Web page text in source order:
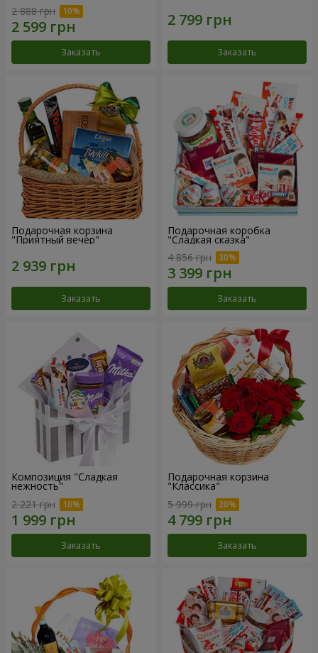
2 888 грн
Заказать Заказать
Подарочная корзина
"Приятный вечер"
Заказать
Подарочная коробка
"Сладкая сказка"
4 856 грн
Заказать
Композиция "Сладкая
нежность"
2 221 грн
Заказать
Подарочная корзина
"Классика"
5 999 грн
Заказать